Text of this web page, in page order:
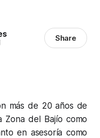
Share
más de 20 años de
Zona del Bajío como
en asesoría como